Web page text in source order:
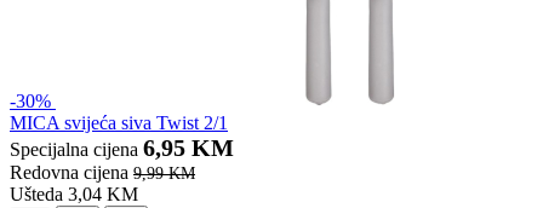
-30%
MICA svijeća siva Twist 2/1
Specijalna cijena 6,95 KM
Redovna cijena 9,99 KM
Ušteda 3,04 KM